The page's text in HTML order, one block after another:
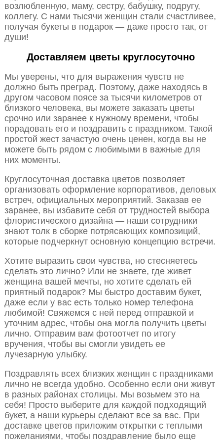
возлюбленную, маму, сестру, бабушку, подругу,
коллегу. С нами тысячи женщин стали счастливее,
получая букеты в подарок — даже просто так, от
души!
Доставляем цветы круглосуточно
Мы уверены, что для выражения чувств не
должно быть преград. Поэтому, даже находясь в
другом часовом поясе за тысячи километров от
близкого человека, вы можете заказать цветы
срочно или заранее к нужному времени, чтобы
порадовать его и поздравить с праздником. Такой
простой жест зачастую очень ценен, когда вы не
можете быть рядом с любимыми в важные для
них моменты.
Круглосуточная доставка цветов позволяет
организовать оформление корпоративов, деловых
встреч, официальных мероприятий. Заказав ее
заранее, вы избавите себя от трудностей выбора
флористического дизайна — наши сотрудники
знают толк в сборке потрясающих композиций,
которые подчеркнут основную концепцию встречи.
Хотите выразить свои чувства, но стесняетесь
сделать это лично? Или не знаете, где живет
женщина вашей мечты, но хотите сделать ей
приятный подарок? Мы быстро доставим букет,
даже если у вас есть только номер телефона
любимой! Свяжемся с ней перед отправкой и
уточним адрес, чтобы она могла получить цветы
лично. Отправим вам фотоотчет по итогу
вручения, чтобы вы смогли увидеть ее
лучезарную улыбку.
Поздравлять всех близких женщин с праздниками
лично не всегда удобно. Особенно если они живут
в разных районах столицы. Мы возьмем это на
себя! Просто выберите для каждой подходящий
букет, а наши курьеры сделают все за вас. При
доставке цветов приложим открытки с теплыми
пожеланиями, чтобы поздравление было еще